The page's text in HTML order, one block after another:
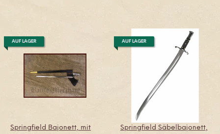
AUF LAGER
Springfield Bajonett, mit
AUF LAGER
Springfield Säbelbajonett,